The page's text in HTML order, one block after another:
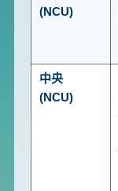
(NCU)
中央
(NCU)